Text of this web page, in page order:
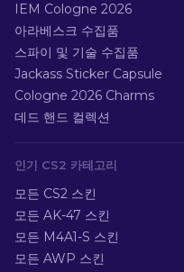
IEM Cologne 2026
아라베스크 수집품
스파이 및 기술 수집품
Jackass Sticker Capsule
Cologne 2026 Charms
데드 핸드 컬렉션
인기 CS2 카테고리
모든 CS2 스킨
모든 AK-47 스킨
모든 M4A1-S 스킨
모든 AWP 스킨